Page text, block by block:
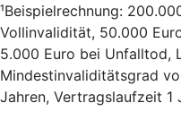
¹Beispielrechnung:
Vollinvalidität, 50.000
5.000 Euro bei Unfalltod,
Mindestinvaliditätsgrad
Jahren, Vertragslaufzeit 1